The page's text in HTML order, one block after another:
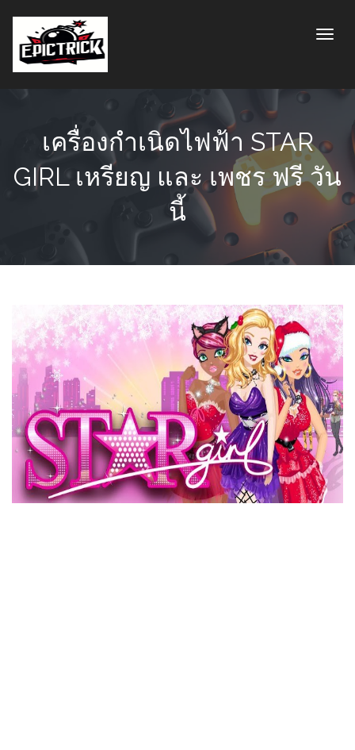
เครื่องกำเนิดไฟฟ้า STAR
GIRL เหรียญ และ เพชร ฟรี วัน
นี้